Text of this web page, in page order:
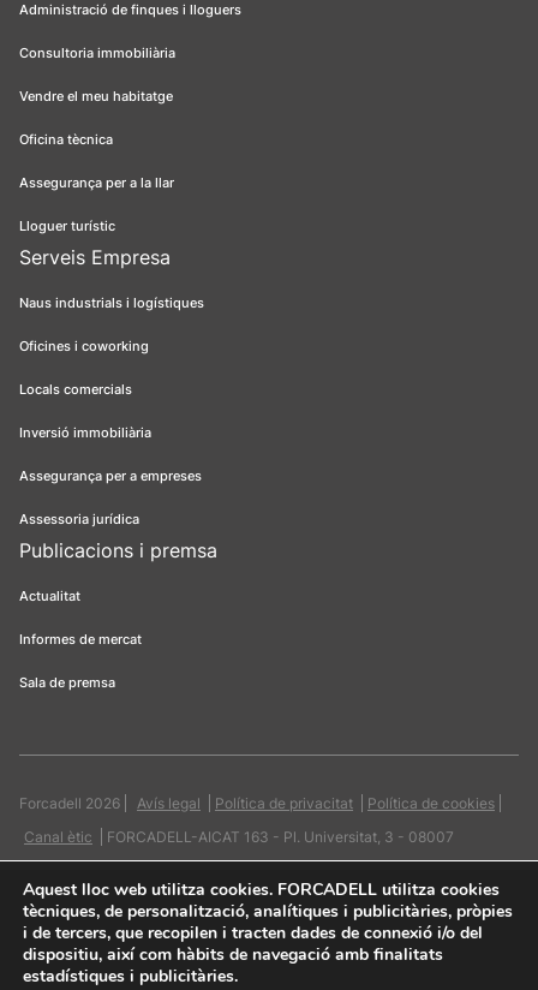
Administració de finques i lloguers
Consultoria immobiliària
Vendre el meu habitatge
Oficina tècnica
Assegurança per a la llar
Lloguer turístic
Serveis Empresa
Naus industrials i logístiques
Oficines i coworking
Locals comercials
Inversió immobiliària
Assegurança per a empreses
Assessoria jurídica
Publicacions i premsa
Actualitat
Informes de mercat
Sala de premsa
Forcadell 2026 Avís legal Política de privacitat
Política de cookies
Canal ètic
FORCADELL-AICAT 163 - Pl. Universitat, 3 - 08007
Aquest lloc web utilitza cookies. FORCADELL utilitza cookies
tècniques, de personalització, analítiques i publicitàries, pròpies
i de tercers, que recopilen i tracten dades de connexió i/o del
dispositiu, així com hàbits de navegació amb finalitats
estadístiques i publicitàries.